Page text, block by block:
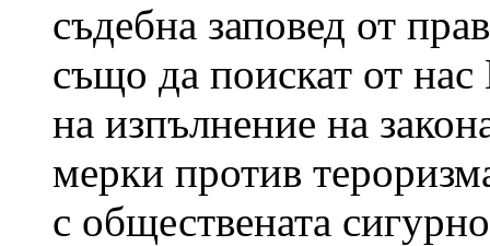
съдебна заповед от
също да поискат от
на изпълнение на
мерки против
с обществената